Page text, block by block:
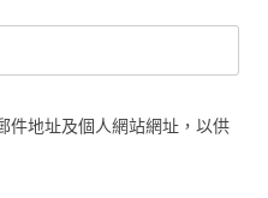
件地址及個人網站網址，以供